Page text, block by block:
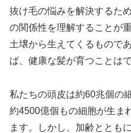
抜け毛の悩みを解決するた
の関係性を理解することが
土壌から生えてくるもので
ば、健康な髪が育つことは
私たちの頭皮は約60兆個の
約4500億個もの細胞が生ま
ます。しかし、加齢ととも